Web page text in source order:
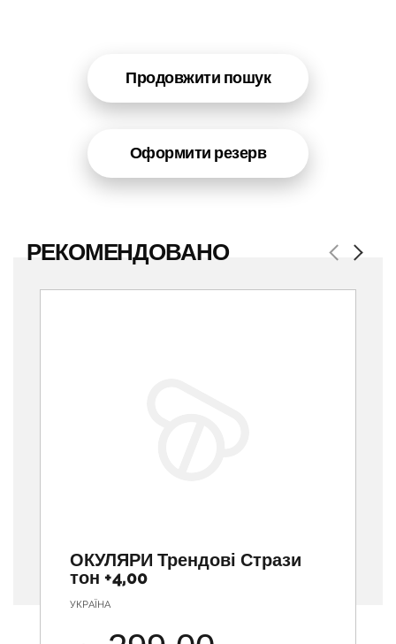
Продовжити пошук
Оформити резерв
РЕКОМЕНДОВАНО Previous
ОКУЛЯРИ Трендові Стрази
тон +4,00
УКРАЇНА
Next